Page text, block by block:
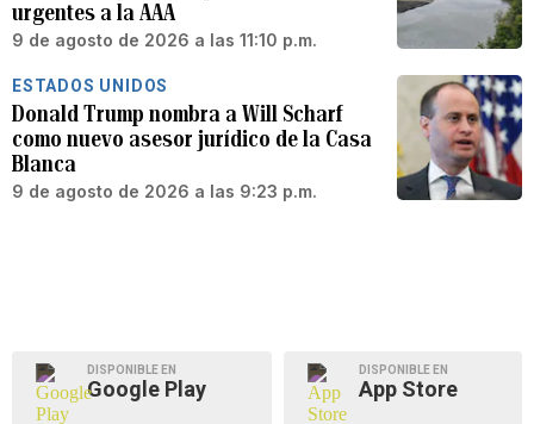
urgentes a la AAA
9 de agosto de 2026 a las 11:10 p.m.
ESTADOS UNIDOS
Donald Trump nombra a Will Scharf
como nuevo asesor jurídico de la Casa
Blanca
9 de agosto de 2026 a las 9:23 p.m.
DISPONIBLE EN
Google Play
DISPONIBLE EN
App Store